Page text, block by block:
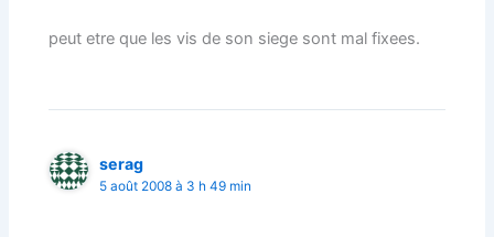
peut etre que les vis de son siege sont mal fixees.
serag
5 août 2008 à 3 h 49 min